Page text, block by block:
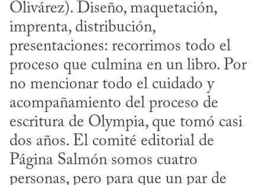
Olivárez). Diseño, maquetación,
imprenta, distribución,
presentaciones: recorrimos todo el
proceso que culmina en un libro. Por
no mencionar todo el cuidado y
acompañamiento del proceso de
escritura de Olympia, que tomó casi
dos años. El comité editorial de
Página Salmón somos cuatro
personas, pero para que un par de